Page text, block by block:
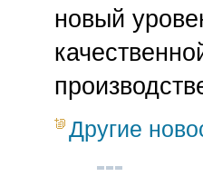
новый
Другие